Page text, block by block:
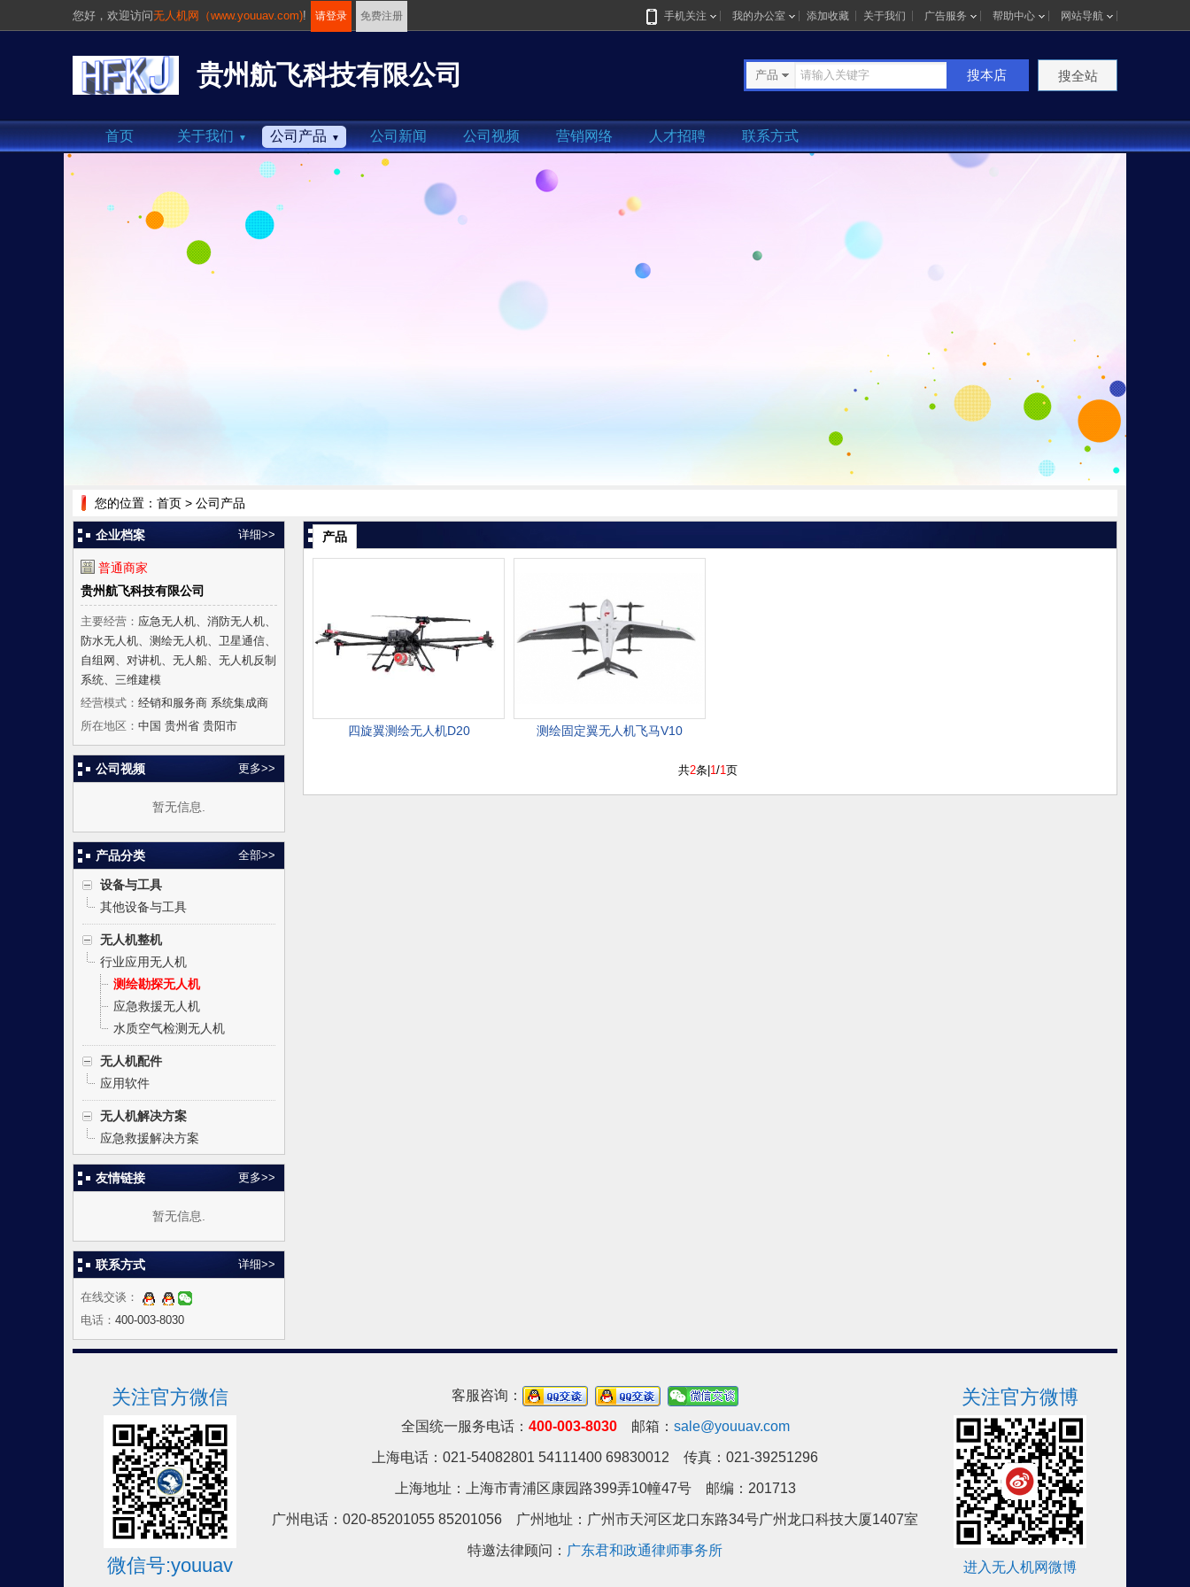
您好， 欢迎访问无人机网（www.youuav.com)! 请登录 免费注册 手机关注 我的办公室 添加收藏 关于我们 广告服务 帮助中心 网站导航
贵州航飞科技有限公司 产品 搜本店 搜全站
首页 关于我们 ▼ 公司产品 ▼ 公司新闻 公司视频 营销网络 人才招聘 联系方式
您的位置： 首页 > 公司产品
企业档案 详细>>
普通商家
贵州航飞科技有限公司
主要经营： 应急无人机、消防无人机、
防水无人机、测绘无人机、卫星通信、
自组网、对讲机、无人船、无人机反制
系统、三维建模
经营模式： 经销和服务商 系统集成商
所在地区： 中国 贵州省 贵阳市
公司视频 更多>>
暂无信息.
产品分类 全部>>
设备与工具
其他设备与工具
无人机整机
行业应用无人机
测绘勘探无人机
应急救援无人机
水质空气检测无人机
无人机配件
应用软件
无人机解决方案
应急救援解决方案
友情链接 更多>>
暂无信息.
联系方式 详细>>
在线交谈：
电话： 400-003-8030
产品
四旋翼测绘无人机D20 测绘固定翼无人机飞马V10
共2条| 1/1页
客服咨询：
全国统一服务电话： 400-003-8030邮箱： sale@youuav.com
上海电话：021-54082801 54111400 69830012 传真：021-39251296
上海地址：上海市青浦区康园路399弄10幢47号 邮编：201713
广州电话：020-85201055 85201056 广州地址： 广州市天河区龙口东路34号广州龙口科技大厦1407室
特邀法律顾问： 广东君和政通律师事务所
关注官方微信
微信号:youuav
关注官方微博
进入无人机网微博